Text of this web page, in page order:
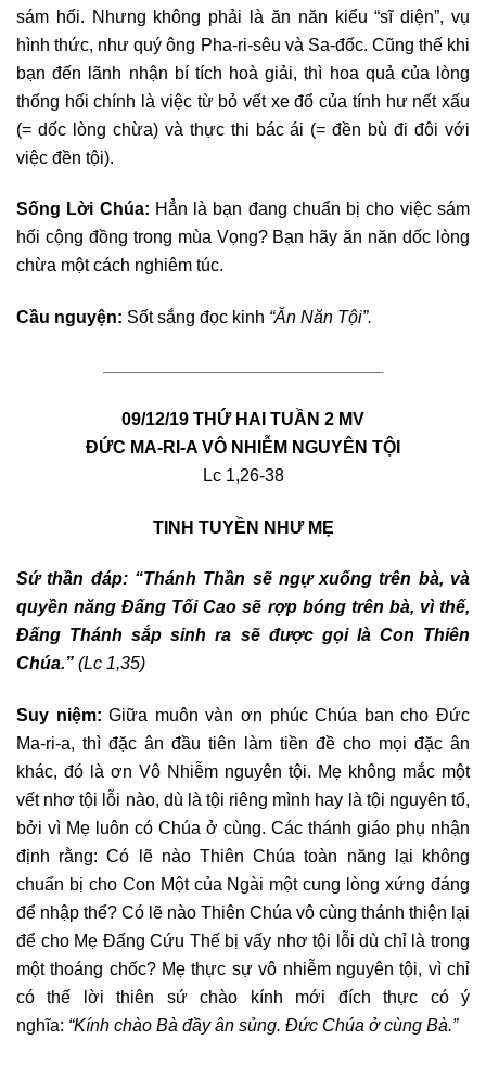
sám hối. Nhưng không phải là ăn năn kiểu “sĩ diện”, vụ
hình thức, như quý ông Pha-ri-sêu và Sa-đốc. Cũng thế khi
bạn đến lãnh nhận bí tích hoà giải, thì hoa quả của lòng
thống hối chính là việc từ bỏ vết xe đổ của tính hư nết xấu
(= dốc lòng chừa) và thực thi bác ái (= đền bù đi đôi với
việc đền tội).
Sống Lời Chúa: Hẳn là bạn đang chuẩn bị cho việc sám
hối cộng đồng trong mùa Vọng? Bạn hãy ăn năn dốc lòng
chừa một cách nghiêm túc.
Cầu nguyện: Sốt sắng đọc kinh “Ăn Năn Tội”.
————————————————————————————————-
09/12/19 THỨ HAI TUẦN 2 MV
ĐỨC MA-RI-A VÔ NHIỄM NGUYÊN TỘI
Lc 1,26-38
TINH TUYỀN NHƯ MẸ
Sứ thần đáp: “Thánh Thần sẽ ngự xuống trên bà, và
quyền năng Đấng Tối Cao sẽ rợp bóng trên bà, vì thế,
Đấng Thánh sắp sinh ra sẽ được gọi là Con Thiên
Chúa.” (Lc 1,35)
Suy niệm: Giữa muôn vàn ơn phúc Chúa ban cho Đức
Ma-ri-a, thì đặc ân đầu tiên làm tiền đề cho mọi đặc ân
khác, đó là ơn Vô Nhiễm nguyên tội. Mẹ không mắc một
vết nhơ tội lỗi nào, dù là tội riêng mình hay là tội nguyên tổ,
bởi vì Mẹ luôn có Chúa ở cùng. Các thánh giáo phụ nhận
định rằng: Có lẽ nào Thiên Chúa toàn năng lại không
chuẩn bị cho Con Một của Ngài một cung lòng xứng đáng
để nhập thể? Có lẽ nào Thiên Chúa vô cùng thánh thiện lại
để cho Mẹ Đấng Cứu Thế bị vấy nhơ tội lỗi dù chỉ là trong
một thoáng chốc? Mẹ thực sự vô nhiễm nguyên tội, vì chỉ
có thế lời thiên sứ chào kính mới đích thực có ý
nghĩa: “Kính chào Bà đầy ân sủng. Đức Chúa ở cùng Bà.”